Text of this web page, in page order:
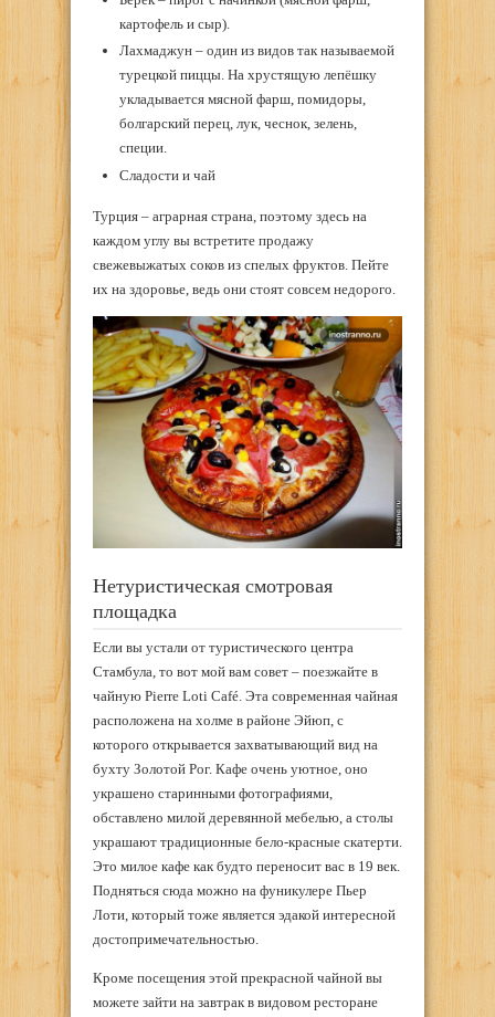
картофель и сыр).
Лахмаджун – один из видов так называемой
турецкой пиццы. На хрустящую лепёшку
укладывается мясной фарш, помидоры,
болгарский перец, лук, чеснок, зелень,
специи.
Сладости и чай
Турция – аграрная страна, поэтому здесь на
каждом углу вы встретите продажу
свежевыжатых соков из спелых фруктов. Пейте
их на здоровье, ведь они стоят совсем недорого.
Нетуристическая смотровая
площадка
Если вы устали от туристического центра
Стамбула, то вот мой вам совет – поезжайте в
чайную Pierre Loti Café. Эта современная чайная
расположена на холме в районе Эйюп, с
которого открывается захватывающий вид на
бухту Золотой Рог. Кафе очень уютное, оно
украшено старинными фотографиями,
обставлено милой деревянной мебелью, а столы
украшают традиционные бело-красные скатерти.
Это милое кафе как будто переносит вас в 19 век.
Подняться сюда можно на фуникулере Пьер
Лоти, который тоже является эдакой интересной
достопримечательностью.
Кроме посещения этой прекрасной чайной вы
можете зайти на завтрак в видовом ресторане